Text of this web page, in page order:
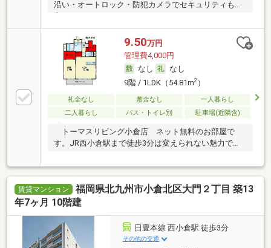
沿い・オートロック・防犯カメラでセキュリティも安
9.50万円
管理費4,000円
なし
なし
9階 / 1LDK（54.81m2）
礼金なし 敷金なし
一人暮らし
二人暮らし
バス・トイレ別 駐車場(近隣含)
トーマスリビング小倉店 ネット無料のお部屋で
す。JR西小倉駅まで徒歩3分は変えられない魅力で
賃貸マンション
福岡県北九州市小倉北区大門２丁目 築13
年7ヶ月 10階建
日豊本線 西小倉駅 徒歩3分
その他の交通